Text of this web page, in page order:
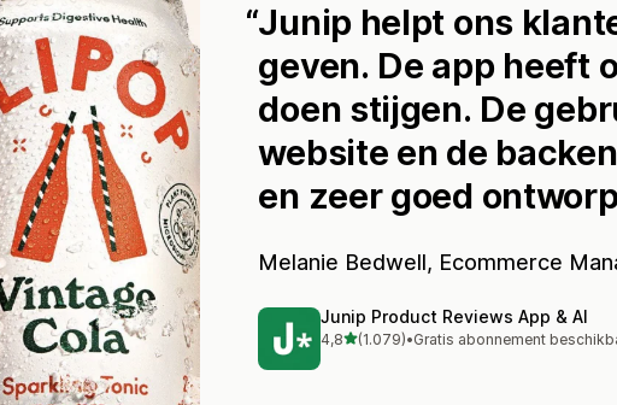
Junip helpt ons
geven. De app heeft
doen stijgen. De
website en de
en zeer goed
Melanie Bedwell, Ecommerce
Junip Product Reviews App & AI
4,8van 5 sterren
(1.079)
1079 recensies in totaal
•Gratis abonnement